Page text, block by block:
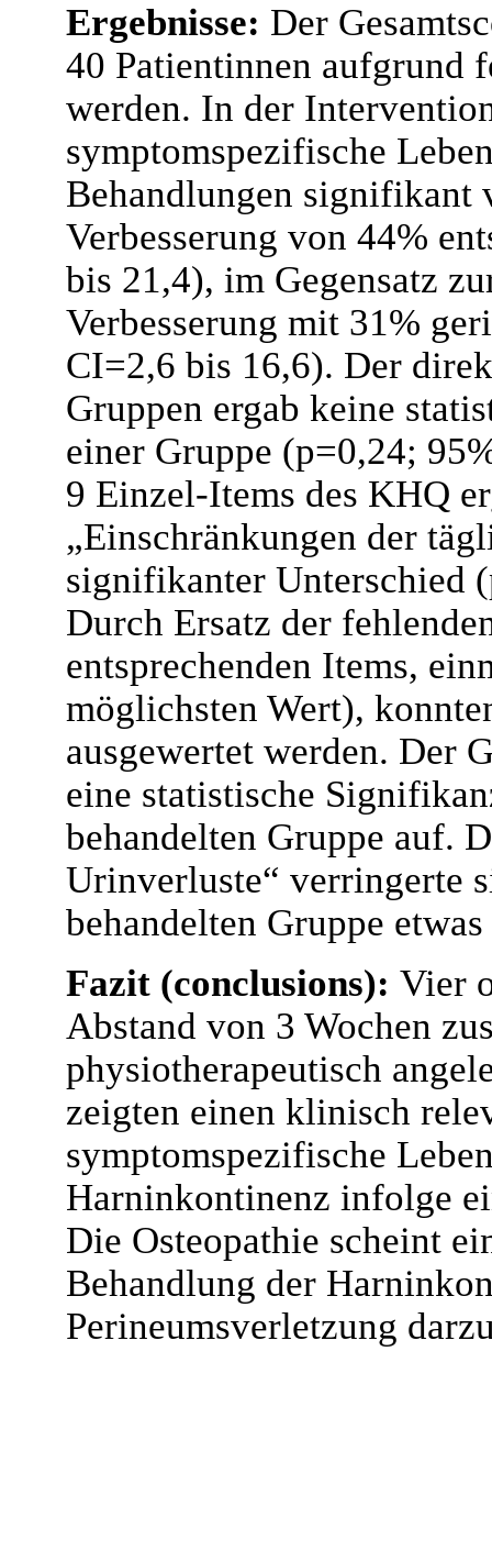
Ergebnisse: Der
40 Patientinnen aufgrund
werden. In der
symptomspezifische
Behandlungen signifikant
Verbesserung von 44%
bis 21,4), im Gegensatz
Verbesserung mit 31%
CI=2,6 bis 16,6). Der
Gruppen ergab keine
einer Gruppe (p=0,24;
9 Einzel-Items des KHQ
„Einschränkungen der
signifikanter Unterschied
Durch Ersatz der
entsprechenden Items,
möglichsten Wert),
ausgewertet werden. Der
eine statistische
behandelten Gruppe auf.
Urinverluste“ verringerte
behandelten Gruppe
Fazit (conclusions): Vier
Abstand von 3 Wochen
physiotherapeutisch
zeigten einen klinisch
symptomspezifische
Harninkontinenz infolge
Die Osteopathie scheint
Behandlung der
Perineumsverletzung